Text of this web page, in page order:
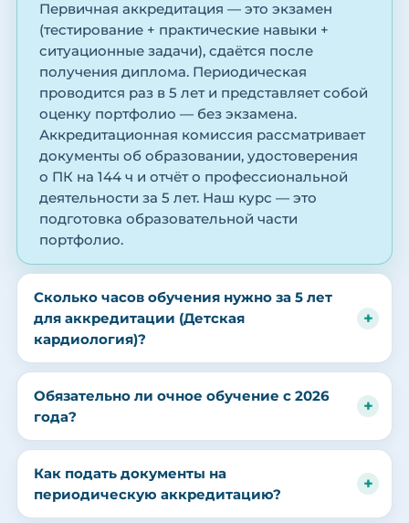
Первичная аккредитация — это экзамен
(тестирование + практические навыки +
ситуационные задачи), сдаётся после
получения диплома. Периодическая
проводится раз в 5 лет и представляет собой
оценку портфолио — без экзамена.
Аккредитационная комиссия рассматривает
документы об образовании, удостоверения
о ПК на 144 ч и отчёт о профессиональной
деятельности за 5 лет. Наш курс — это
подготовка образовательной части
портфолио.
Сколько часов обучения нужно за 5 лет
для аккредитации (Детская
кардиология)?
Обязательно ли очное обучение с 2026
года?
Как подать документы на
периодическую аккредитацию?